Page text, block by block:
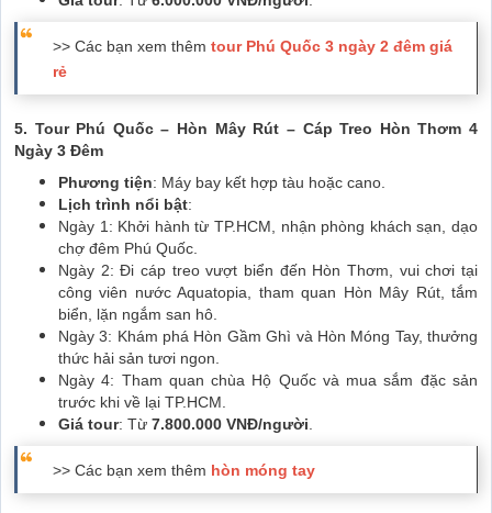
>> Các bạn xem thêm tour Phú Quốc 3 ngày 2 đêm giá
rẻ
5. Tour Phú Quốc – Hòn Mây Rút – Cáp Treo Hòn Thơm 4
Ngày 3 Đêm
Phương tiện: Máy bay kết hợp tàu hoặc cano.
Lịch trình nổi bật:
Ngày 1: Khởi hành từ TP.HCM, nhận phòng khách sạn, dạo
chợ đêm Phú Quốc.
Ngày 2: Đi cáp treo vượt biển đến Hòn Thơm, vui chơi tại
công viên nước Aquatopia, tham quan Hòn Mây Rút, tắm
biển, lặn ngắm san hô.
Ngày 3: Khám phá Hòn Gầm Ghì và Hòn Móng Tay, thưởng
thức hải sản tươi ngon.
Ngày 4: Tham quan chùa Hộ Quốc và mua sắm đặc sản
trước khi về lại TP.HCM.
Giá tour: Từ 7.800.000 VNĐ/người
>> Các bạn xem thêm hòn móng tay